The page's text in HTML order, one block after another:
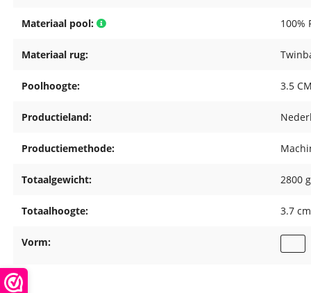
Materiaal pool: 100%
Materiaal rug:
Poolhoogte: 3.5
Productieland:
Productiemethode:
Totaalgewicht: 2800
Totaalhoogte: 3.7 cm
Vorm: